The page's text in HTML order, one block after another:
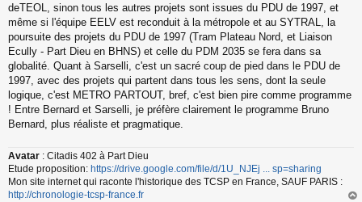
deTEOL, sinon tous les autres projets sont issues du PDU de 1997, et
même si l'équipe EELV est reconduit à la métropole et au SYTRAL, la
poursuite des projets du PDU de 1997 (Tram Plateau Nord, et Liaison
Ecully - Part Dieu en BHNS) et celle du PDM 2035 se fera dans sa
globalité. Quant à Sarselli, c'est un sacré coup de pied dans le PDU de
1997, avec des projets qui partent dans tous les sens, dont la seule
logique, c'est METRO PARTOUT, bref, c'est bien pire comme programme
! Entre Bernard et Sarselli, je préfère clairement le programme Bruno
Bernard, plus réaliste et pragmatique.
Avatar : Citadis 402 à Part Dieu
Etude proposition: https://drive.google.com/file/d/1U_NJEj ... sp=sharing
Mon site internet qui raconte l'historique des TCSP en France, SAUF PARIS :
http://chronologie-tcsp-france.fr